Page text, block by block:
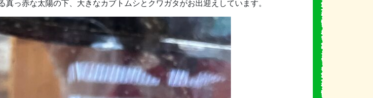
っ赤な太陽の下、大きなカブトムシとクワガタがお出迎えしています。